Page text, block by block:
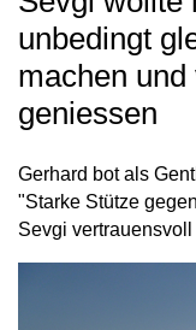
unbedingt
machen
geniessen
Gerhard bot als
"Starke Stütze
Sevgi vertrauensvoll